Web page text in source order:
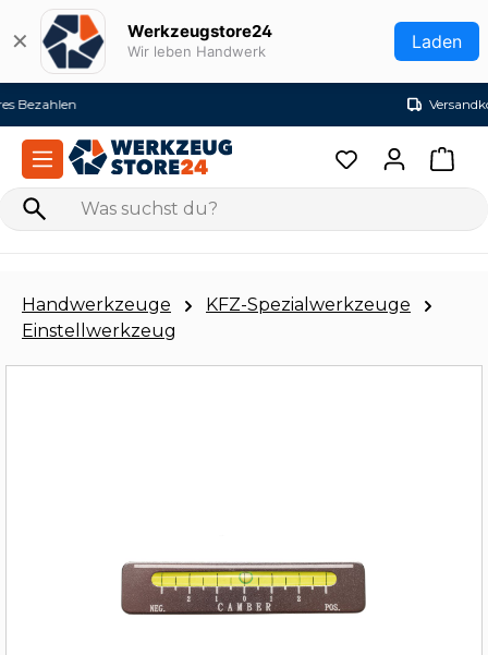
Zum Hauptinhalt springen
✕ Werkzeugstore24
Wir leben Handwerk Laden
Handwerkzeuge
KFZ-Spezialwerkzeuge
Einstellwerkzeug